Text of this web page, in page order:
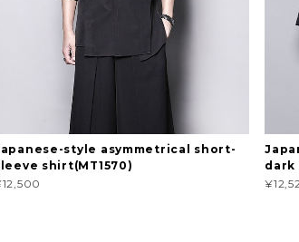
style asymmetrical short-
shirt(MT1570)
dark